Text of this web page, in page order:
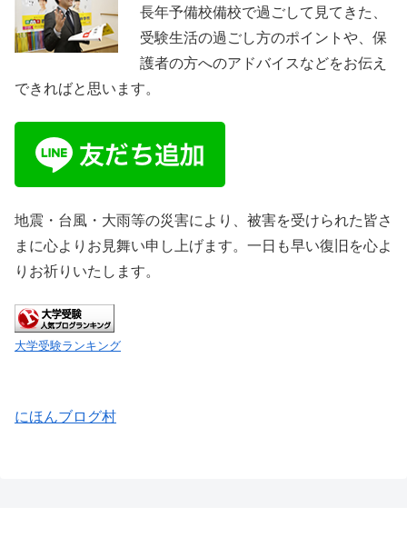
長年予備校備校で過ごして見てきた、
受験生活の過ごし方のポイントや、保
護者の方へのアドバイスなどをお伝え
できればと思います。
地震・台風・大雨等の災害により、被害を受けられた皆さ
まに心よりお見舞い申し上げます。一日も早い復旧を心よ
りお祈りいたします。
大学受験ランキング
にほんブログ村